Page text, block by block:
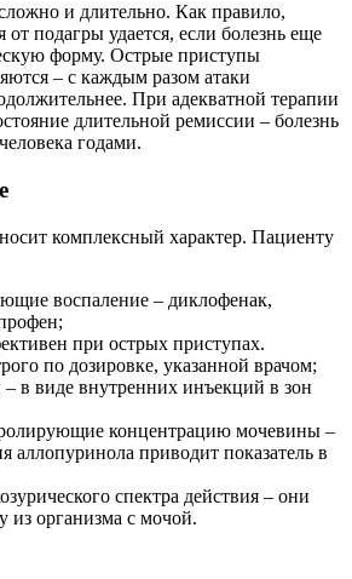
и длительно. Как правило,
от подагры удается, если болезнь еще
форму. Острые приступы
– с каждым разом атаки
При адекватной терапии
длительной ремиссии – болезнь
годами.
комплексный характер. Пациенту
воспаление – диклофенак,
при острых приступах.
по дозировке, указанной врачом;
– в виде внутренних инъекций в зон
концентрацию мочевины –
аллопуринола приводит показатель в
спектра действия – они
из организма с мочой.